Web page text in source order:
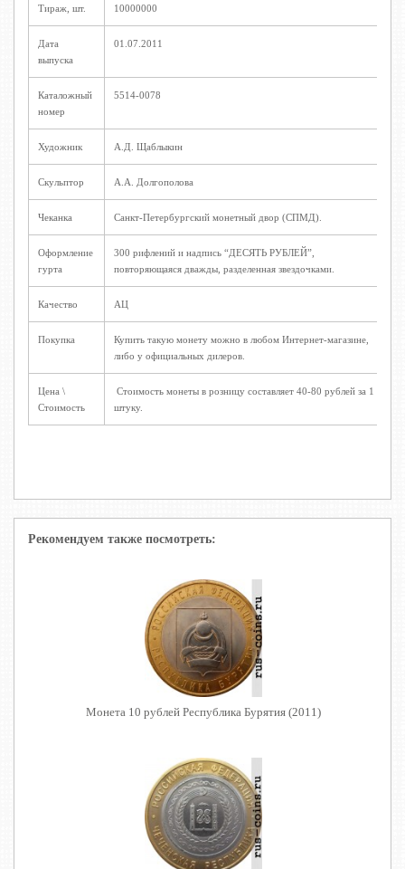
Тираж, шт. 10000000
Дата
выпуска
01.07.2011
Каталожный
номер
5514-0078
Художник А.Д. Щаблыкин
Скульптор А.А. Долгополова
Чеканка Санкт-Петербургский монетный двор (СПМД).
Оформление
гурта
300 рифлений и надпись “ДЕСЯТЬ РУБЛЕЙ”,
повторяющаяся дважды, разделенная звездочками.
Качество АЦ
Покупка
Купить такую монету можно в любом Интернет-магазине,
либо у официальных дилеров.
Цена \
Стоимость
Стоимость монеты в розницу составляет 40-80 рублей за 1
штуку.
Рекомендуем также посмотреть:
Монета 10 рублей Республика Бурятия (2011)